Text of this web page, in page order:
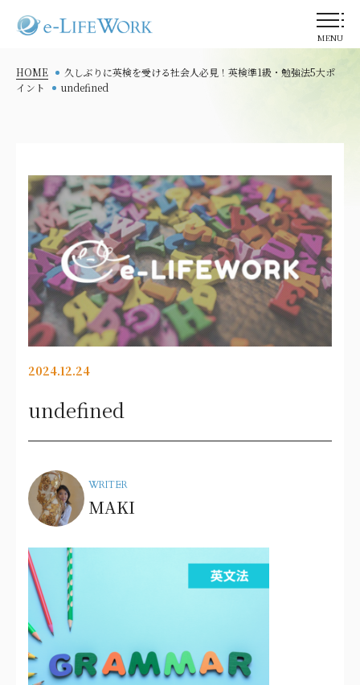
MENU
HOME
久しぶりに英検を受ける社会人必見！英検準1級・勉強法5大ポ
イント
undefined
2024.12.24
undefined
WRITER
MAKI